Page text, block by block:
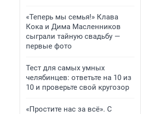
«Теперь мы семья!» Клава
Кока и Дима Масленников
сыграли тайную свадьбу —
первые фото
Тест для самых умных
челябинцев: ответьте на 10 из
10 и проверьте свой кругозор
«Простите нас за всё». С